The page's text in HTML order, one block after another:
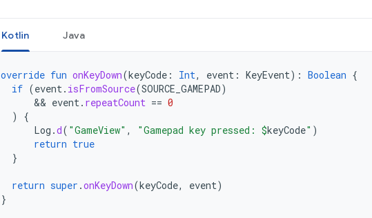
Kotlin Java
override fun onKeyDown(keyCode : Int, event : KeyEvent): Boolean {
if (event. isFromSource(SOURCE_GAMEPAD)
      &&
event. repeatCount == 0
)
{
Log .d( "GameView" , "Gamepad key pressed: $keyCode" )
return true
}
return super .onKeyDown(keyCode, event)
}